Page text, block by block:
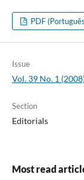
PDF
Issue
Vol. 39 No. 1
Section
Editorials
Most read